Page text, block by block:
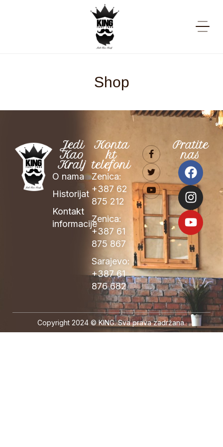
Shop
Jedi
Kao
Kralj
O nama
Historijat
Kontakt
informacije
Konta
kt
telefoni
Zenica:
+387 62
875 212
Zenica:
+387 61
875 867
Sarajevo:
+387 61
876 682
Pratite
nas
Copyright 2024 © KING. Sva prava zadržana.